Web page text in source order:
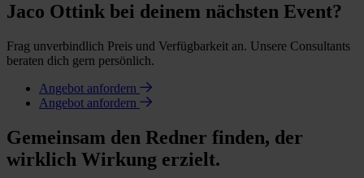
Jaco Ottink bei deinem nächsten Event?
Frag unverbindlich Preis und Verfügbarkeit an. Unsere Consultants
beraten dich gern persönlich.
Angebot anfordern
Angebot anfordern
Gemeinsam den Redner finden, der
wirklich Wirkung erzielt.